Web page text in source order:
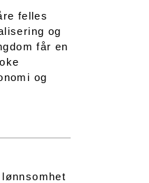
felles
og
får en
og